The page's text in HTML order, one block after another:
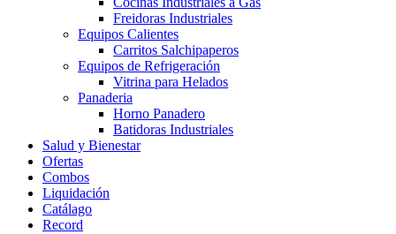
Freidoras Industriales
Equipos Calientes
Carritos Salchipaperos
Equipos de Refrigeración
Vitrina para Helados
Panaderia
Horno Panadero
Batidoras Industriales
Salud y Bienestar
Ofertas
Combos
Liquidación
Catálago
Record